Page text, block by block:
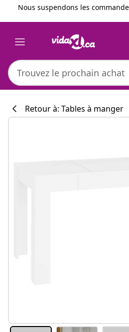
Précédent
Suivant
Nous suspendons les
Retour à: Tables à manger